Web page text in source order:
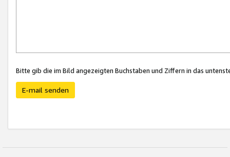
Bitte gib die im Bild angezeigten Buchstaben und Ziffern in das
E-mail senden